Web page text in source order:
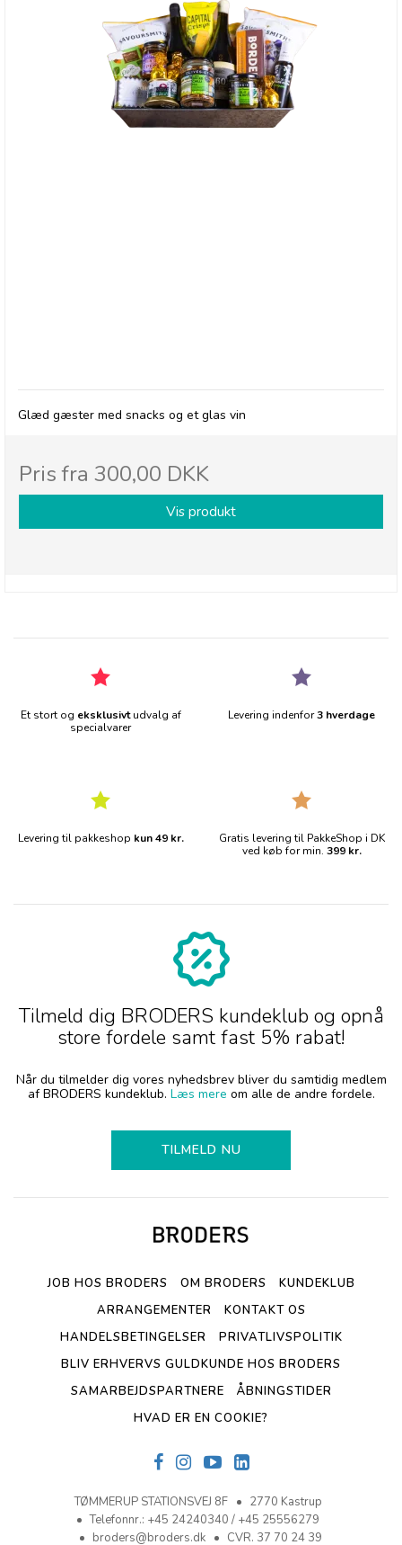
Glæd gæster med snacks og et glas vin
Pris fra 300,00 DKK
Vis produkt
Et stort og eksklusivtudvalg af
specialvarer
Levering indenfor3 hverdage
Levering til pakkeshop kun 49 kr.
Gratis levering til PakkeShop i DK
ved køb for min. 399 kr.
Tilmeld dig BRODERS kundeklub og opnå
store fordele samt fast 5% rabat!
Når du tilmelder dig vores nyhedsbrev bliver du samtidig medlem
af BRODERS kundeklub. Læs mere om alle de andre fordele.
TILMELD NU
JOB HOS BRODERS OM BRODERS
KUNDEKLUB
ARRANGEMENTER
KONTAKT OS
HANDELSBETINGELSER
PRIVATLIVSPOLITIK
BLIV ERHVERVS GULDKUNDE HOS BRODERS
SAMARBEJDSPARTNERE
ÅBNINGSTIDER
HVAD ER EN COOKIE?
TØMMERUP STATIONSVEJ 8F
2770 Kastrup
Telefonnr.: +45 24240340 / +45 25556279
broders@broders.dk
CVR. 37 70 24 39